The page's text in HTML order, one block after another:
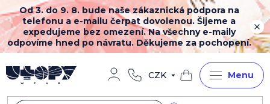
Přejít
na
obsah
Od 3. do 9. 8. bude naše zákaznická podpora na
telefonu a e-mailu čerpat dovolenou. Šijeme a
expedujeme bez omezení. Na všechny e-maily
odpovíme hned po návratu. Děkujeme za pochopení.
CZK
Nákupní
košík